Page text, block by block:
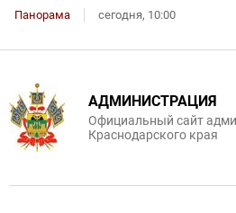
Панорама сегодня, 10:00
АДМИНИСТРАЦИЯ
Официальный сайт
Краснодарского края